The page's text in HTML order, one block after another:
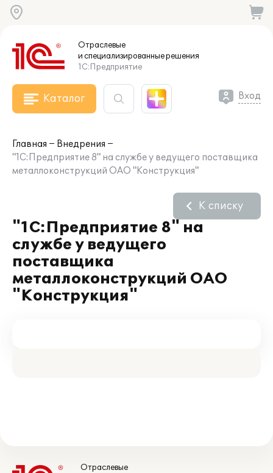
Отраслевые
и специализированныерешения
1С:Предприятие
Каталог Вход
Главная
Внедрения
"1С:Предприятие 8" на службе у ведущего поставщика
металлоконструкций ОАО "Конструкция"
"1С:Предприятие 8" на
службе у ведущего
поставщика
металлоконструкций ОАО
"Конструкция"
К списку
Отраслевые